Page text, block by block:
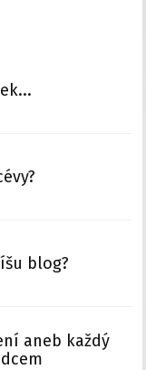
blog?
aneb každý